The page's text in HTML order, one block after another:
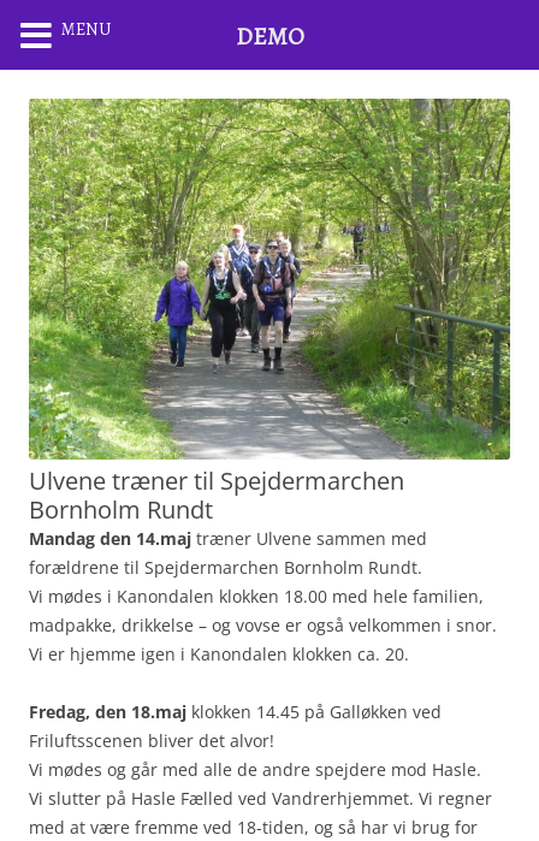
Ulvene træner til Spejdermarchen
Bornholm Rundt
Mandag den 14.maj træner Ulvene sammen med
forældrene til Spejdermarchen Bornholm Rundt.
Vi mødes i Kanondalen klokken 18.00 med hele familien,
madpakke, drikkelse – og vovse er også velkommen i snor.
Vi er hjemme igen i Kanondalen klokken ca. 20.
Fredag, den 18.maj klokken 14.45 på Galløkken ved
Friluftsscenen bliver det alvor!
Vi mødes og går med alle de andre spejdere mod Hasle.
Vi slutter på Hasle Fælled ved Vandrerhjemmet. Vi regner
med at være fremme ved 18-tiden, og så har vi brug for
MENU DEMO